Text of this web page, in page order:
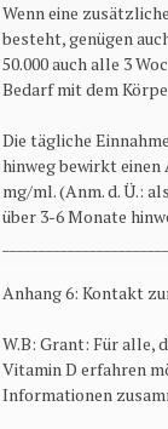
Wenn eine
besteht, genügen
50.000 auch alle 3
Bedarf mit dem
Die tägliche
hinweg bewirkt einen
mg/ml. (Anm. d. Ü.:
über 3-6 Monate
Anhang 6: Kontakt
W.B: Grant: Für alle,
Vitamin D erfahren
Informationen